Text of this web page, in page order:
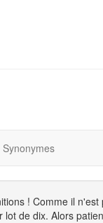
Synonymes
! Comme il
de dix. Alors